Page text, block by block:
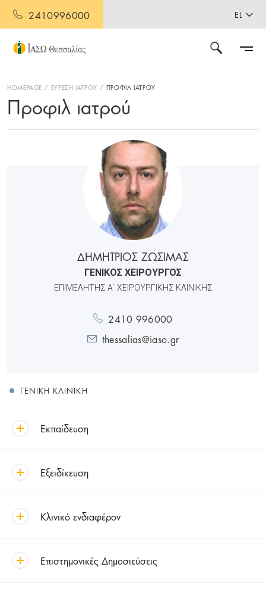
2410996000 EL
HOMEPAGE ΕΥΡΕΣΗ ΙΑΤΡΟΥ ΠΡΟΦΙΛ ΙΑΤΡΟΥ
Προφιλ ιατρού
ΔΗΜΗΤΡΙΟΣ ΖΩΣΙΜΑΣ
ΓΕΝΙΚΟΣ ΧΕΙΡΟΥΡΓΟΣ
ΕΠΙΜΕΛΗΤΉΣ Α΄ ΧΕΙΡΟΥΡΓΙΚΉΣ ΚΛΙΝΙΚΉΣ
2410 996000
thessalias@iaso.gr
ΓΕΝΙΚΉ ΚΛΙΝΙΚΉ
Εκπαίδευση
Εξειδίκευση
Κλινικό ενδιαφέρον
Επιστημονικές Δημοσιεύσεις